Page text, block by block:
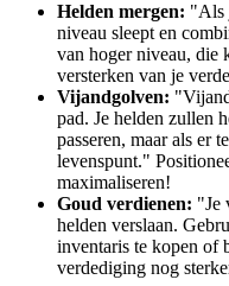
Helden mergen: "Als
niveau sleept en
van hoger niveau, die
versterken van je
Vijandgolven:
pad. Je helden zullen
passeren, maar als er
levenspunt."
maximaliseren!
Goud verdienen: "Je
helden verslaan.
inventaris te kopen of
verdediging nog